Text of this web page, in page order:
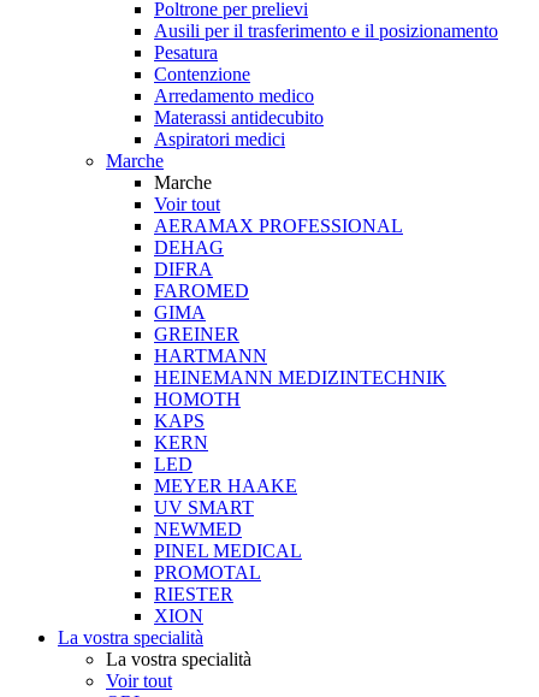
Poltrone per prelievi
Ausili per il trasferimento e il posizionamento
Pesatura
Contenzione
Arredamento medico
Materassi antidecubito
Aspiratori medici
Marche
Marche
Voir tout
AERAMAX PROFESSIONAL
DEHAG
DIFRA
FAROMED
GIMA
GREINER
HARTMANN
HEINEMANN MEDIZINTECHNIK
HOMOTH
KAPS
KERN
LED
MEYER HAAKE
UV SMART
NEWMED
PINEL MEDICAL
PROMOTAL
RIESTER
XION
La vostra specialità
La vostra specialità
Voir tout